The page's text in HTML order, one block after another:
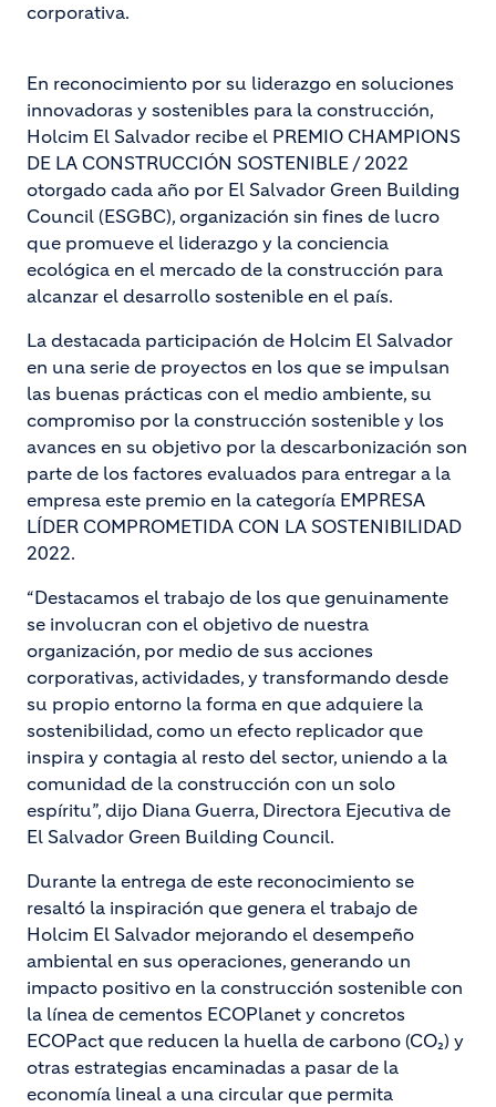
corporativa.
En reconocimiento por su liderazgo en soluciones
innovadoras y sostenibles para la construcción,
Holcim El Salvador recibe el PREMIO CHAMPIONS
DE LA CONSTRUCCIÓN SOSTENIBLE / 2022
otorgado cada año por El Salvador Green Building
Council (ESGBC), organización sin fines de lucro
que promueve el liderazgo y la conciencia
ecológica en el mercado de la construcción para
alcanzar el desarrollo sostenible en el país.
La destacada participación de Holcim El Salvador
en una serie de proyectos en los que se impulsan
las buenas prácticas con el medio ambiente, su
compromiso por la construcción sostenible y los
avances en su objetivo por la descarbonización son
parte de los factores evaluados para entregar a la
empresa este premio en la categoría EMPRESA
LÍDER COMPROMETIDA CON LA SOSTENIBILIDAD
2022.
“Destacamos el trabajo de los que genuinamente
se involucran con el objetivo de nuestra
organización, por medio de sus acciones
corporativas, actividades, y transformando desde
su propio entorno la forma en que adquiere la
sostenibilidad, como un efecto replicador que
inspira y contagia al resto del sector, uniendo a la
comunidad de la construcción con un solo
espíritu”, dijo Diana Guerra, Directora Ejecutiva de
El Salvador Green Building Council.
Durante la entrega de este reconocimiento se
resaltó la inspiración que genera el trabajo de
Holcim El Salvador mejorando el desempeño
ambiental en sus operaciones, generando un
impacto positivo en la construcción sostenible con
la línea de cementos ECOPlanet y concretos
ECOPact que reducen la huella de carbono (CO₂) y
otras estrategias encaminadas a pasar de la
economía lineal a una circular que permita